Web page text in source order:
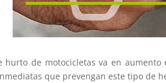
hurto de motocicletas va en
que prevengan este tipo de